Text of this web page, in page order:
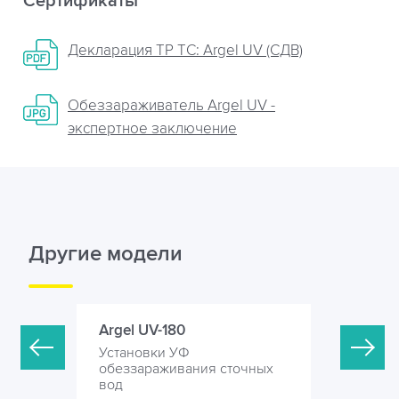
Декларация ТР ТС: Argel UV (СДВ)
Обеззараживатель Argel UV -
экспертное заключение
Другие модели
Argel UV-180
Установки УФ
обеззараживания сточных
вод
Argel